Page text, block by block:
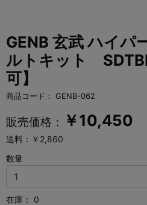
GENB 玄武 ハイパ
ルトキット
可】
商品コード： GENB-062
販売価格： ￥10,450
送料：￥2,860
数量
在庫： 0